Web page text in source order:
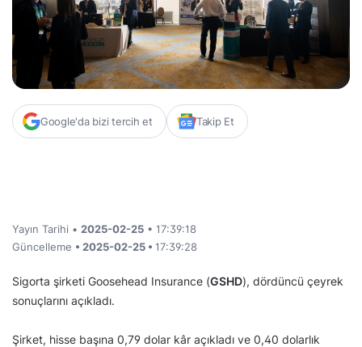
Google'da bizi tercih et Takip Et
Yayın Tarihi • 2025-02-25 • 17:39:18
Güncelleme • 2025-02-25 • 17:39:28
Sigorta şirketi Goosehead Insurance (GSHD), dördüncü çeyrek
sonuçlarını açıkladı.
Şirket, hisse başına 0,79 dolar kâr açıkladı ve 0,40 dolarlık